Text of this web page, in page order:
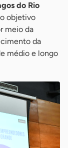
do Rio
objetivo
meio da
da
médio e longo